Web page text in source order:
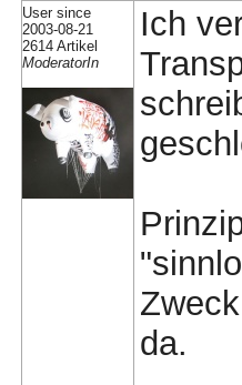
User since
2003-08-21
2614 Artikel
ModeratorIn
Ich
da.